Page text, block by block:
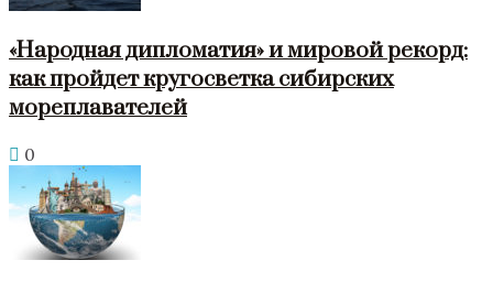
«Народная дипломатия» и мировой рекорд:
как пройдет кругосветка сибирских
мореплавателей
0